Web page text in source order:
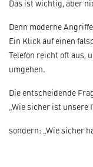
Das ist wichtig, aber
Denn moderne
Ein Klick auf einen
Telefon reicht oft aus,
umgehen.
Die entscheidende
„Wie sicher ist unsere
sondern: „Wie sicher